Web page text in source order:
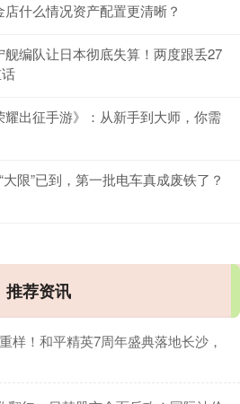
什么情况资产配置更清晰？
编队让日本彻底失算！两度跟丢27
出征手游》：从新手到大师，你需
限”已到，第一批电车真成废铁了？
推荐资讯
样！和平精英7周年盛典落地长沙，